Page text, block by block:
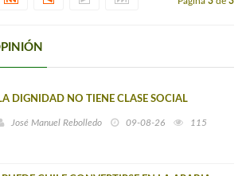
DIGNIDAD NO TIENE CLASE SOCIAL
José Manuel Rebolledo 09-08-26 115